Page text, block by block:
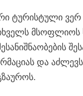
ტურისტული
მსოფლიოს
და აძლევს